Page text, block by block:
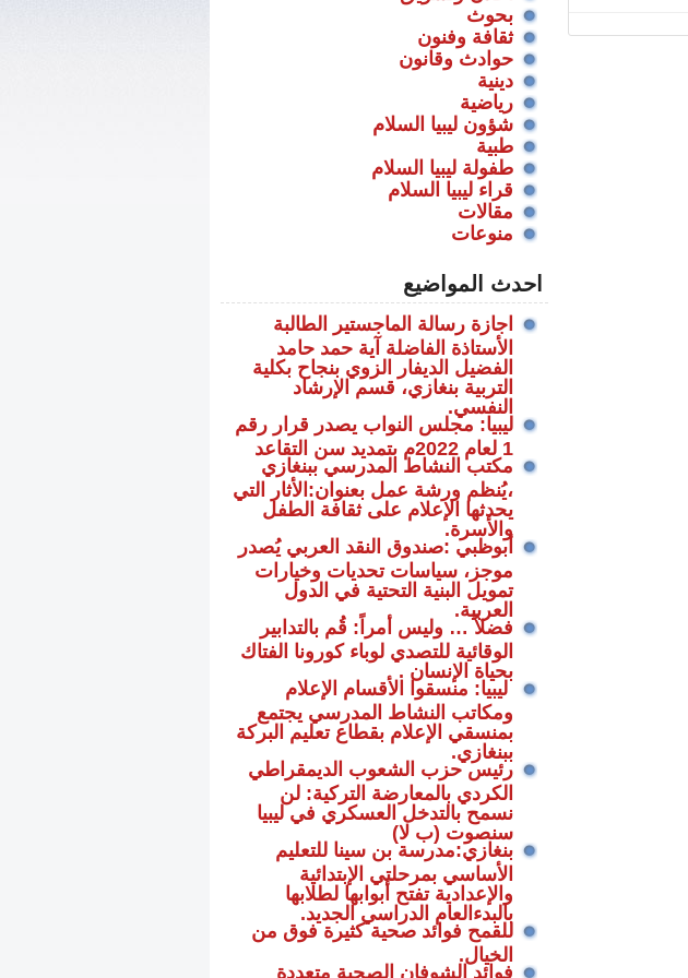
بحوث
ثقافة وفنون
حوادث وقانون
دينية
رياضية
شؤون ليبيا السلام
طبية
طفولة ليبيا السلام
قراء ليبيا السلام
مقالات
منوعات
احدث المواضيع
اجازة رسالة الماجستير الطالبة
الأستاذة الفاضلة آية حمد حامد
الفضيل الديفار الزوي بنجاح بكلية
التربية بنغازي، قسم الإرشاد
النفسي.
ليبيا: مجلس النواب يصدر قرار رقم
1 لعام 2022م بتمديد سن التقاعد
مكتب النشاط المدرسي ببنغازي
،يُنظم ورشة عمل بعنوان:الأثار التي
يحدثها الإعلام على ثقافة الطفل
والأسرة.
أبوظبي :صندوق النقد العربي يُصدر
موجز، سياسات تحديات وخيارات
تمويل البنية التحتية في الدول
العربية.
فضلاً … وليس أمراً: قُم بالتدابير
الوقائية للتصدي لوباء كورونا الفتاك
بحياة الإنسان .
ليبيا: منسقوا الأقسام الإعلام
ومكاتب النشاط المدرسي يجتمع
بمنسقي الإعلام بقطاع تعليم البركة
ببنغازي.
رئيس حزب الشعوب الديمقراطي
الكردي بالمعارضة التركية: لن
نسمح بالتدخل العسكري في ليبيا
سنصوت (ب لا)
بنغازي:مدرسة بن سينا للتعليم
الأساسي بمرحلتي الإبتدائية
والإعدادية تفتح أبوابها لطلابها
بالبدءالعام الدراسي الجديد.
للقمح فوائد صحية كثيرة فوق من
الخيال.
فوائد الشوفان الصحية متعددة